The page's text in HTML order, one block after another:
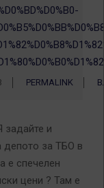
PERMALINK
задайте и
депото за ТБО в
е спечелен
цени ? Там е